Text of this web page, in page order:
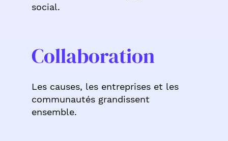
social.
Collaboration
Les causes, les entreprises et les
communautés grandissent
ensemble.